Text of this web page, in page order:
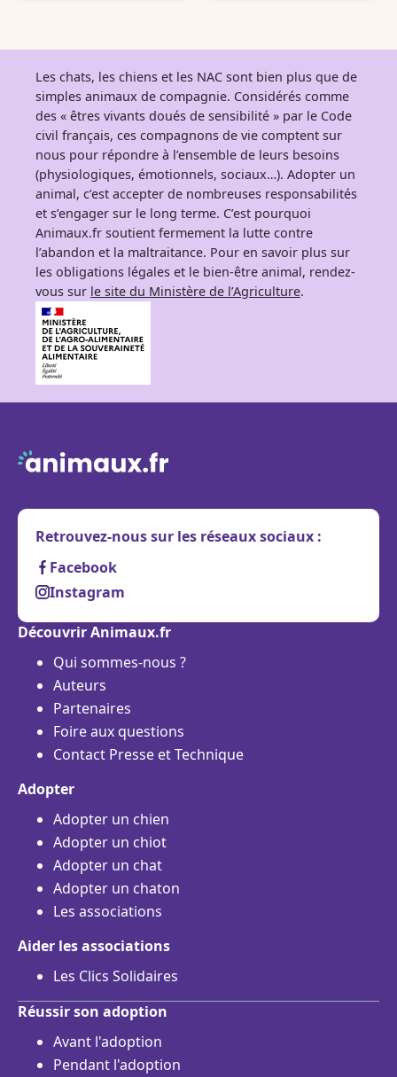
Les chats, les chiens et les NAC sont bien plus que de
simples animaux de compagnie. Considérés comme
des « êtres vivants doués de sensibilité » par le Code
civil français, ces compagnons de vie comptent sur
nous pour répondre à l’ensemble de leurs besoins
(physiologiques, émotionnels, sociaux…). Adopter un
animal, c’est accepter de nombreuses responsabilités
et s’engager sur le long terme. C’est pourquoi
Animaux.fr soutient fermement la lutte contre
l’abandon et la maltraitance. Pour en savoir plus sur
les obligations légales et le bien-être animal, rendez-
vous sur le site du Ministère de l’Agriculture.
Retrouvez-nous sur les réseaux sociaux :
Facebook
Instagram
Découvrir Animaux.fr
Qui sommes-nous ?
Auteurs
Partenaires
Foire aux questions
Contact Presse et Technique
Adopter
Adopter un chien
Adopter un chiot
Adopter un chat
Adopter un chaton
Les associations
Aider les associations
Les Clics Solidaires
Réussir son adoption
Avant l'adoption
Pendant l'adoption